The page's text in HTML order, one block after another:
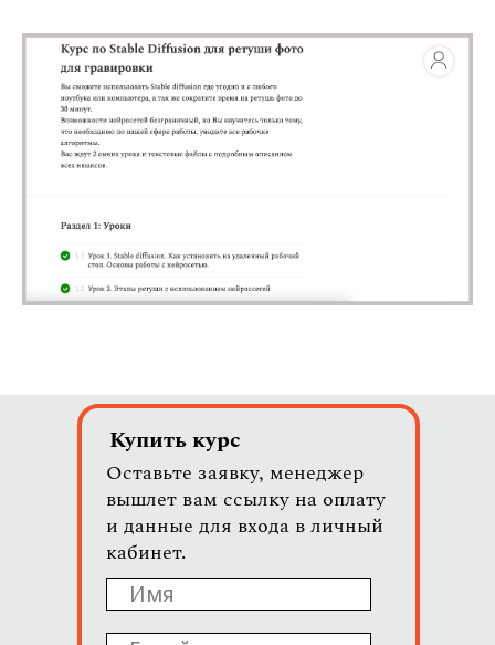
Оставьте заявку, менеджер
вышлет вам ссылку на оплату
и данные для входа в личный
кабинет.
Купить курс